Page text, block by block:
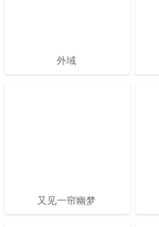
外域
又见一帘幽梦